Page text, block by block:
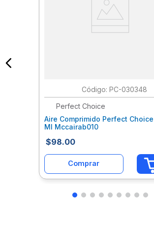
: PC-030348
Perfect Choice
Aire Comprimido Perfect
Ml Mccairab010
$98.00
Comprar